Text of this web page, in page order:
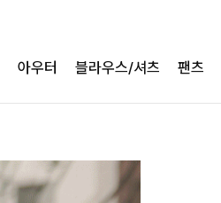
아우터 블라우스/셔츠 팬츠